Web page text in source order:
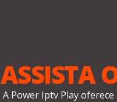
ASSISTA
A Power Iptv Play